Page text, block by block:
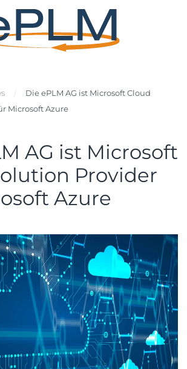
Die ePLM AG ist Microsoft Cloud
Microsoft Azure
AG ist Microsoft
Provider
Azure